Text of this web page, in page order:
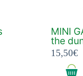
MINI
the
15,50€